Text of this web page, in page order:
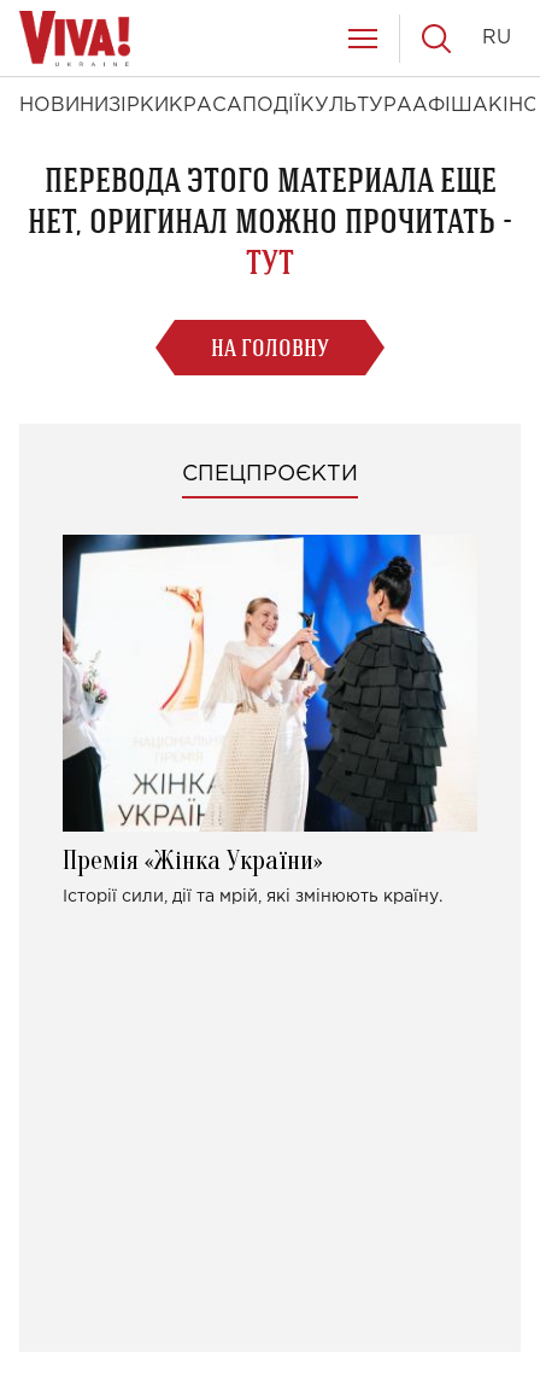
НОВИНИ ЗІРКИ КРАСА ПОДІЇ КУЛЬТУРААФІША КІНО
RU
ПЕРЕВОДА ЭТОГО МАТЕРИАЛА ЕЩЕ
НЕТ, ОРИГИНАЛ МОЖНО ПРОЧИТАТЬ -
ТУТ
НА ГОЛОВНУ
СПЕЦПРОЄКТИ
Премія «Жінка України»
Історії сили, дії та мрій, які змінюють країну.